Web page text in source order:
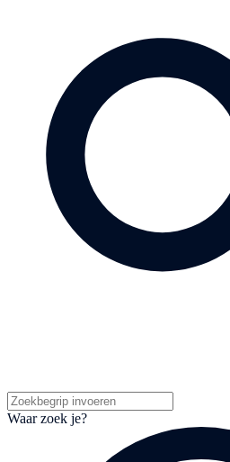
Waar zoek je?